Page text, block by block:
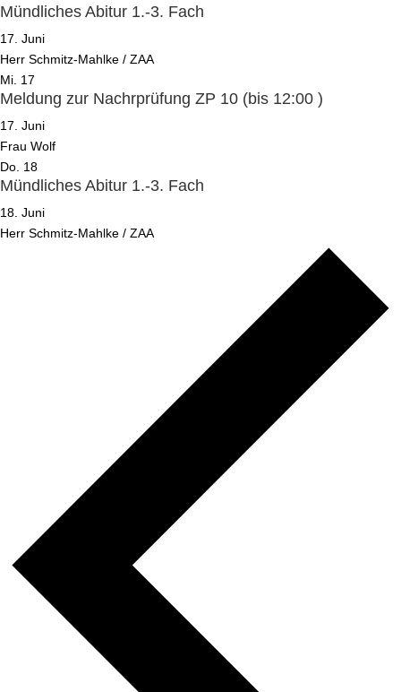
Mündliches Abitur 1.-3. Fach
17. Juni
Herr Schmitz-Mahlke / ZAA
Mi. 17
Meldung zur Nachrprüfung ZP 10 (bis 12:00 )
17. Juni
Frau Wolf
Do. 18
Mündliches Abitur 1.-3. Fach
18. Juni
Herr Schmitz-Mahlke / ZAA